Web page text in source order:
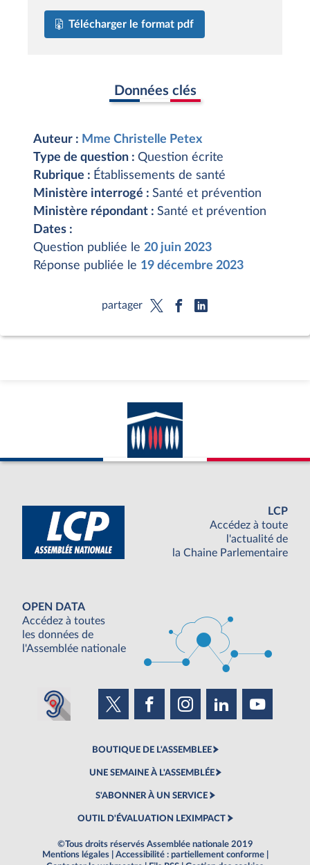
Télécharger le format pdf
Données clés
Auteur : Mme Christelle Petex
Type de question : Question écrite
Rubrique : Établissements de santé
Ministère interrogé : Santé et prévention
Ministère répondant : Santé et prévention
Dates :
Question publiée le 20 juin 2023
Réponse publiée le 19 décembre 2023
partager
LCP
Accédez à toute
l'actualité de
la Chaine Parlementaire
OPEN DATA
Accédez à toutes
les données de
l'Assemblée nationale
BOUTIQUE DE L'ASSEMBLEE
UNE SEMAINE À L'ASSEMBLÉE
S'ABONNER À UN SERVICE
OUTIL D'ÉVALUATION LEXIMPACT
©Tous droits réservés Assemblée nationale 2019
Mentions légales
Accessibilité : partiellement conforme